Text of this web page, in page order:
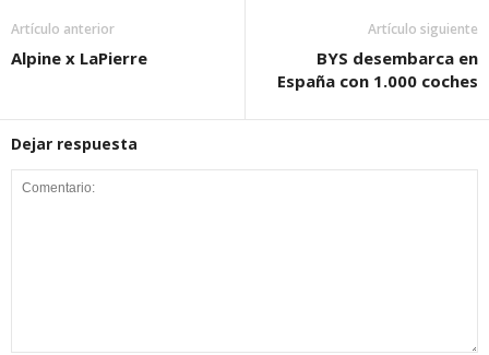
Artículo anterior
Alpine x LaPierre
Artículo siguiente
BYS desembarca en
España con 1.000 coches
Dejar respuesta